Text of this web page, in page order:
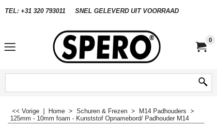
TEL: +31 320 793011 SNEL GELEVERD UIT VOORRAAD
0
<< Vorige Home > Schuren & Frezen > M14 Padhouders >
125mm - 10mm foam - Kunststof Opnamebord/ Padhouder M14